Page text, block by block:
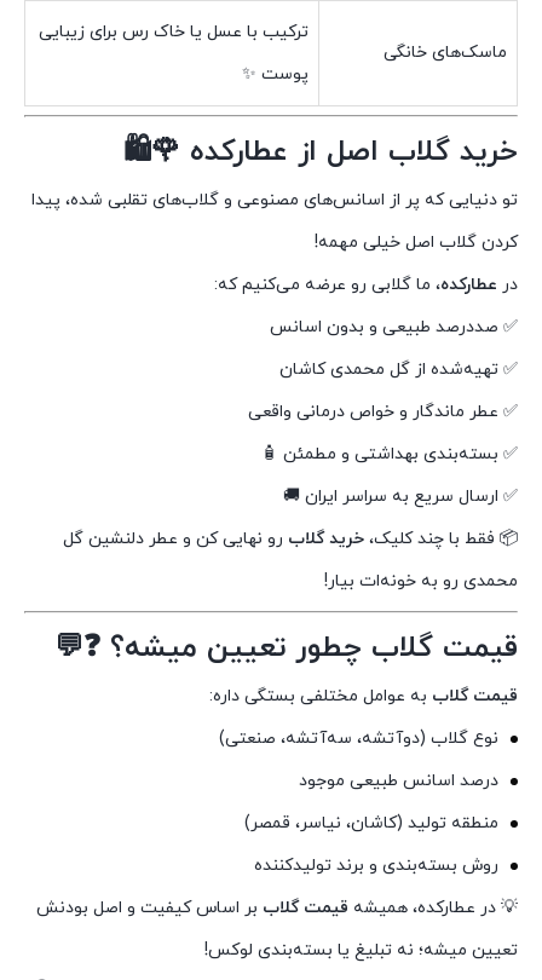
ماسک‌های خانگی
ترکیب با عسل یا خاک رس برای زیبایی
پوست ✨
خرید گلاب اصل از عطارکده 🌹🛍️
تو دنیایی که پر از اسانس‌های مصنوعی و گلاب‌های تقلبی شده، پیدا
کردن گلاب اصل خیلی مهمه!
در عطارکده، ما گلابی رو عرضه می‌کنیم که:
✅ صددرصد طبیعی و بدون اسانس
✅ تهیه‌شده از گل محمدی کاشان
✅ عطر ماندگار و خواص درمانی واقعی
✅ بسته‌بندی بهداشتی و مطمئن 🧴
✅ ارسال سریع به سراسر ایران 🚚
📦 فقط با چند کلیک، خرید گلاب رو نهایی کن و عطر دلنشین گل
محمدی رو به خونه‌ات بیار!
قیمت گلاب چطور تعیین میشه؟ ❓💬
قیمت گلاب به عوامل مختلفی بستگی داره:
نوع گلاب (دوآتشه، سه‌آتشه، صنعتی)
درصد اسانس طبیعی موجود
منطقه تولید (کاشان، نیاسر، قمصر)
روش بسته‌بندی و برند تولیدکننده
💡 در عطارکده، همیشه قیمت گلاب بر اساس کیفیت و اصل بودنش
تعیین میشه؛ نه تبلیغ یا بسته‌بندی لوکس!